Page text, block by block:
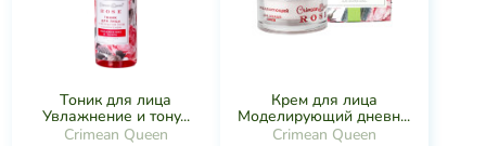
Тоник для лица
Увлажнение и тону...
Crimean Queen
Крем для лица
Моделирующий дневн...
Crimean Queen